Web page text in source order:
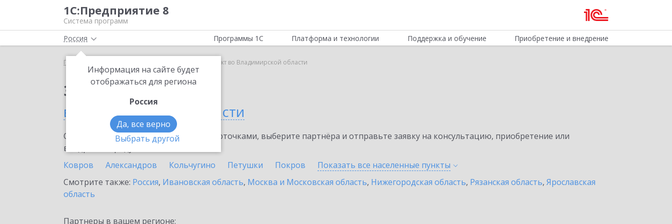
1С:Предприятие 8
Система программ
Россия
Информация на сайте будет
отображаться для региона
Россия
Да, все верно
Выбрать другой
Программы 1С Платформа и технологии Поддержка и обучение Приобретение и внедрение
Главная 1С-Коннект во Владимирской области
Заказать 1С-Коннект
во Владимирской области
Ознакомьтесь с информационными карточками, выберите партнёра и отправьте заявку на консультацию, приобретение или
внедрение продукта.
Ковров
Александров Кольчугино Петушки Покров Показать все населенные пункты
Смотрите также: Россия, Ивановская область, Москва и Московская область, Нижегородская область, Рязанская область, Ярославская
область
Партнеры в вашем регионе: